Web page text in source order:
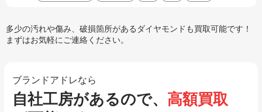
多少の汚れや傷み、破損箇所があるダイヤモンドも買取可能です！
まずはお気軽にご連絡ください。
ブランドアドレなら
自社工房があるので、 高額買取